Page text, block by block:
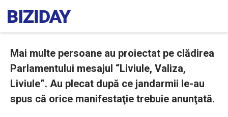
Mai multe persoane au proiectat pe clădirea
Parlamentului mesajul “Liviule, Valiza,
Liviule”. Au plecat după ce jandarmii le-au
spus că orice manifestaţie trebuie anunţată.